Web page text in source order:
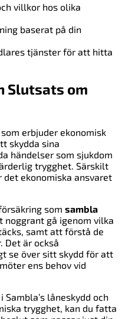
villkor hos olika
baserat på din
tjänster för att hitta
Slutsats om
erbjuder ekonomisk
skydda sina
händelser som sjukdom
trygghet. Särskilt
ekonomiska ansvaret
som sambla
noggrant gå igenom vilka
samt att förstå de
Det är också
se över sitt skydd för att
ens behov vid
låneskydd och
trygghet, kan du fatta